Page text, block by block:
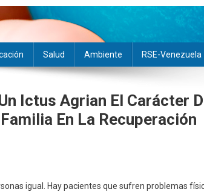
Salud Ambiente RSE-Venezuela
Ictus Agrian El Carácter
En La Recuperación
igual. Hay pacientes que sufren problemas